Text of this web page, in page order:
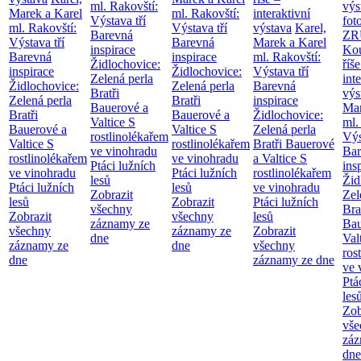
Marek a Karel
ml. Rakovští:
Výstava tří
Barevná
inspirace
Židlochovice:
Zelená perla
Bratři
Bauerové a
Valtice S
rostlinolékařem
ve vinohradu
Ptáci lužních
lesů
Zobrazit
všechny
záznamy ze
dne
ml. Rakovští:
Výstava tří
Barevná
inspirace
Židlochovice:
Zelená perla
Bratři
Bauerové a
Valtice S
rostlinolékařem
ve vinohradu
Ptáci lužních
lesů
Zobrazit
všechny
záznamy ze
dne
ml. Rakovští:
Výstava tří
Barevná
inspirace
Židlochovice:
Zelená perla
Bratři
Bauerové a
Valtice S
rostlinolékařem
ve vinohradu
Ptáci lužních
lesů
Zobrazit
všechny
záznamy ze
dne
interaktivní
výstava Karel,
Marek a Karel
ml. Rakovští:
Výstava tří
Barevná
inspirace
Židlochovice:
Zelená perla
Bratři Bauerové
a Valtice S
rostlinolékařem
ve vinohradu
Ptáci lužních
lesů
Zobrazit
všechny
záznamy ze dne
ml.
ve
dne